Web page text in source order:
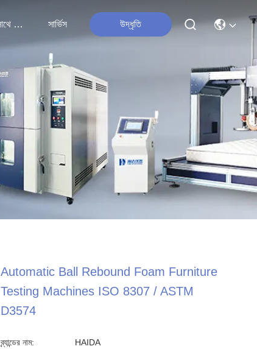
আমাদের সাথে যোগাযোগ সার্ভিস উদ্ধৃতি
Automatic Ball Rebound Foam Furniture
Testing Machines ISO 8307 / ASTM
D3574
ব্র্যান্ডের নাম: HAIDA